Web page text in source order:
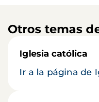
Otros temas
Iglesia católica
Ir a la página de